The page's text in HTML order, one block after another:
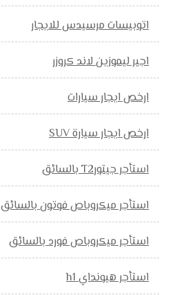
اتوبيسات مرسيدس للايجار
اجير ليموزين لاند كروزر
ارخص ايجار سيارات
ارخص ايجار سيارة SUV
استأجر جيتورT2 بالسائق
استأجر ميكروباص فوتون بالسائق
استأجر ميكروباص فورد بالسائق
استأجر هيونداي h1